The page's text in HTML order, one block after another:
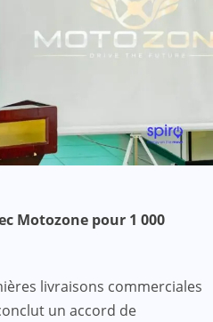
Motozone pour 1 000
livraisons commerciales
un accord de